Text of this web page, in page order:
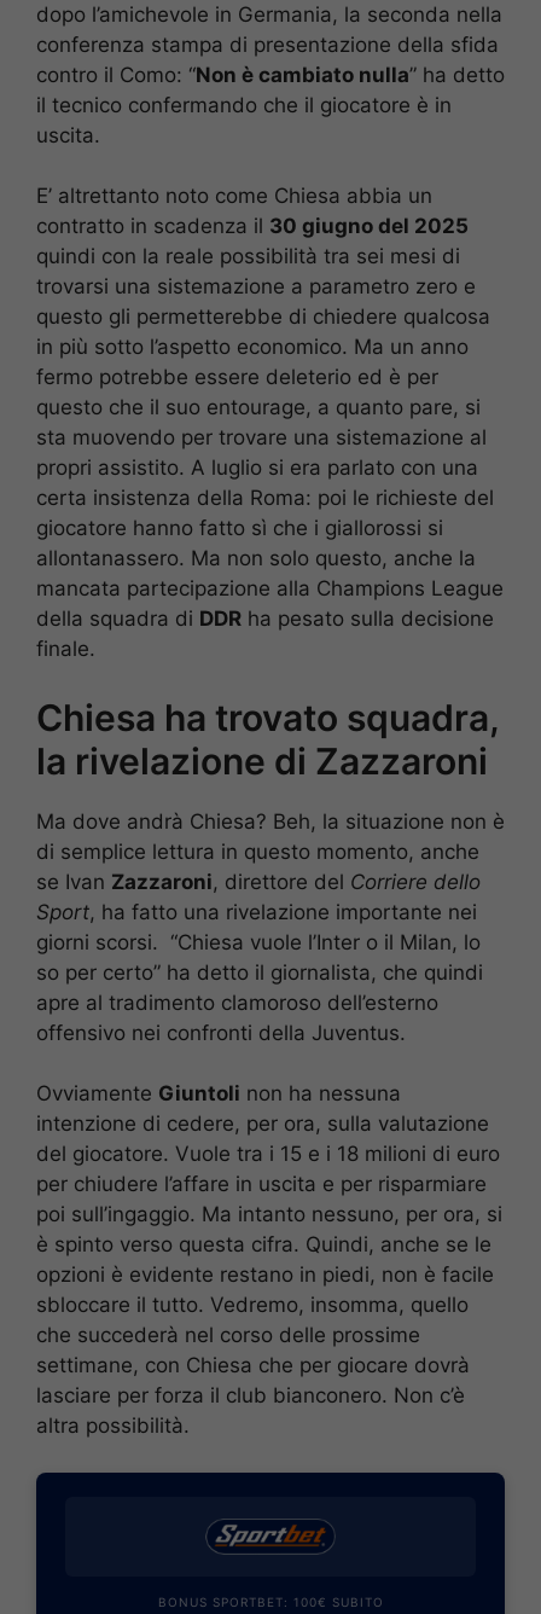
dopo l’amichevole in Germania, la seconda nella
conferenza stampa di presentazione della sfida
contro il Como: “Non è cambiato nulla” ha detto
il tecnico confermando che il giocatore è in
uscita.
E’ altrettanto noto come Chiesa abbia un
contratto in scadenza il 30 giugno del 2025
quindi con la reale possibilità tra sei mesi di
trovarsi una sistemazione a parametro zero e
questo gli permetterebbe di chiedere qualcosa
in più sotto l’aspetto economico. Ma un anno
fermo potrebbe essere deleterio ed è per
questo che il suo entourage, a quanto pare, si
sta muovendo per trovare una sistemazione al
propri assistito. A luglio si era parlato con una
certa insistenza della Roma: poi le richieste del
giocatore hanno fatto sì che i giallorossi si
allontanassero. Ma non solo questo, anche la
mancata partecipazione alla Champions League
della squadra di DDR ha pesato sulla decisione
finale.
Chiesa ha trovato squadra,
la rivelazione di Zazzaroni
Ma dove andrà Chiesa? Beh, la situazione non è
di semplice lettura in questo momento, anche
se Ivan Zazzaroni, direttore del Corriere dello
Sport, ha fatto una rivelazione importante nei
giorni scorsi. “Chiesa vuole l’Inter o il Milan, lo
so per certo” ha detto il giornalista, che quindi
apre al tradimento clamoroso dell’esterno
offensivo nei confronti della Juventus.
Ovviamente Giuntoli non ha nessuna
intenzione di cedere, per ora, sulla valutazione
del giocatore. Vuole tra i 15 e i 18 milioni di euro
per chiudere l’affare in uscita e per risparmiare
poi sull’ingaggio. Ma intanto nessuno, per ora, si
è spinto verso questa cifra. Quindi, anche se le
opzioni è evidente restano in piedi, non è facile
sbloccare il tutto. Vedremo, insomma, quello
che succederà nel corso delle prossime
settimane, con Chiesa che per giocare dovrà
lasciare per forza il club bianconero. Non c’è
altra possibilità.
BONUS SPORTBET: 100€ SUBITO